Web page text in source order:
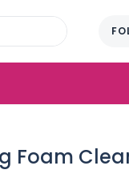
Foam